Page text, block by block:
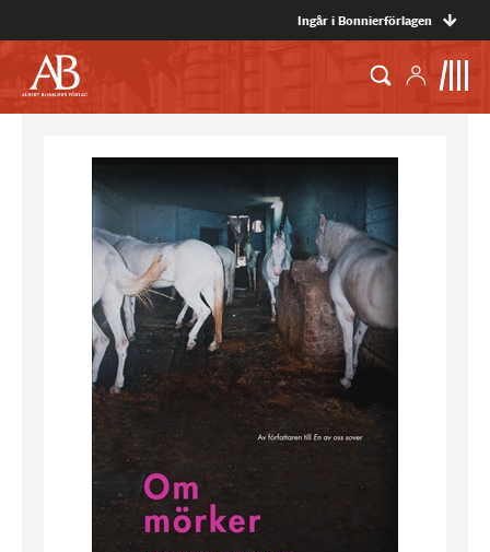
Ingår i Bonnierförlagen